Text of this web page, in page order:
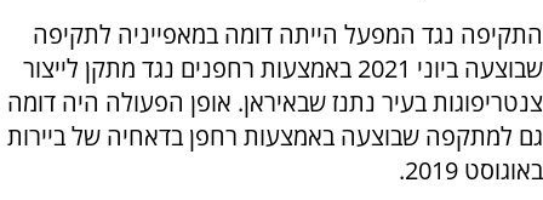
התקיפה נגד המפעל הייתה דומה במאפייניה לתקיפה
שבוצעה ביוני 2021 באמצעות רחפנים נגד מתקן לייצור
צנטריפוגות בעיר נתנז שבאיראן. אופן הפעולה היה דומה
גם למתקפה שבוצעה באמצעות רחפן בדאחיה של ביירות
באוגוסט 2019.